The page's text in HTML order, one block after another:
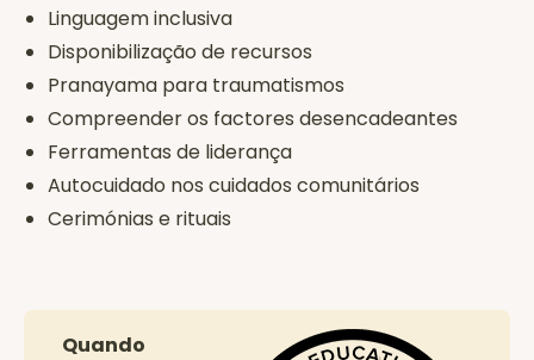
Linguagem inclusiva
Disponibilização de recursos
Pranayama para traumatismos
Compreender os factores desencadeantes
Ferramentas de liderança
Autocuidado nos cuidados comunitários
Cerimónias e rituais
Quando